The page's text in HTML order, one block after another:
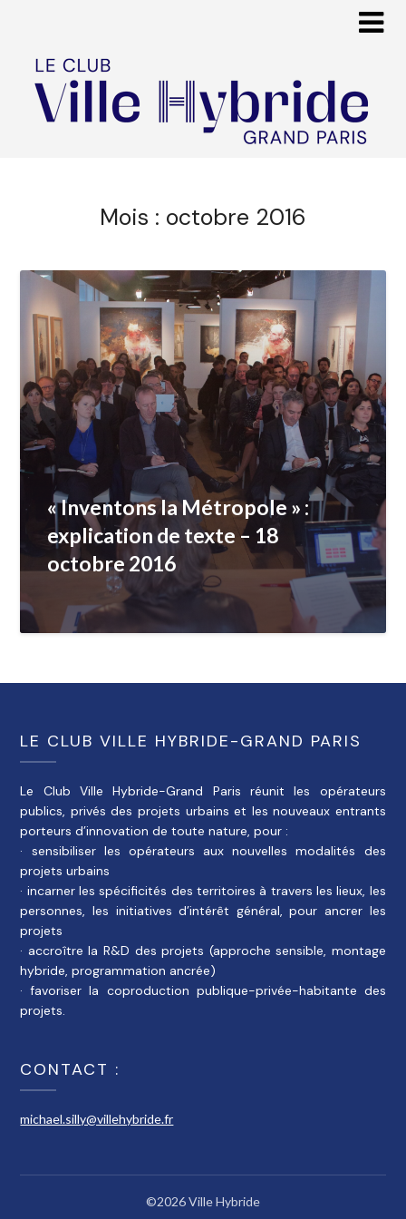
Mois : octobre 2016
« Inventons la Métropole » :
explication de texte – 18
octobre 2016
LE CLUB VILLE HYBRIDE-GRAND PARIS
Le Club Ville Hybride-Grand Paris réunit les opérateurs
publics, privés des projets urbains et les nouveaux entrants
porteurs d’innovation de toute nature, pour :
· sensibiliser les opérateurs aux nouvelles modalités des
projets urbains
· incarner les spécificités des territoires à travers les lieux, les
personnes, les initiatives d’intérêt général, pour ancrer les
projets
· accroître la R&D des projets (approche sensible, montage
hybride, programmation ancrée)
· favoriser la coproduction publique-privée-habitante des
projets.
CONTACT :
michael.silly@villehybride.fr
©2026 Ville Hybride